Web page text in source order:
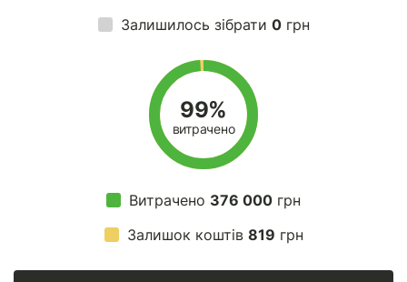
Залишилось зібрати 0грн
99%
витрачено
Витрачено 376 000 грн
Залишок коштів 819 грн